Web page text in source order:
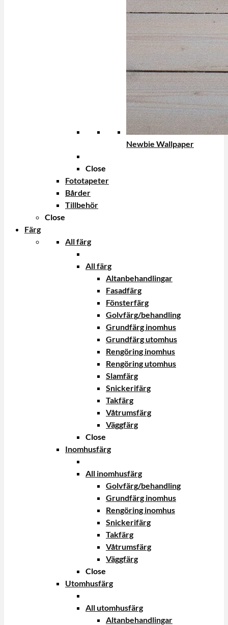
Newbie Wallpaper
Close
Fototapeter
Bårder
Tillbehör
Close
Färg
All färg
All färg
Altanbehandlingar
Fasadfärg
Fönsterfärg
Golvfärg/behandling
Grundfärg inomhus
Grundfärg utomhus
Rengöring inomhus
Rengöring utomhus
Slamfärg
Snickerifärg
Takfärg
Våtrumsfärg
Väggfärg
Close
Inomhusfärg
All inomhusfärg
Golvfärg/behandling
Grundfärg inomhus
Rengöring inomhus
Snickerifärg
Takfärg
Våtrumsfärg
Väggfärg
Close
Utomhusfärg
All utomhusfärg
Altanbehandlingar